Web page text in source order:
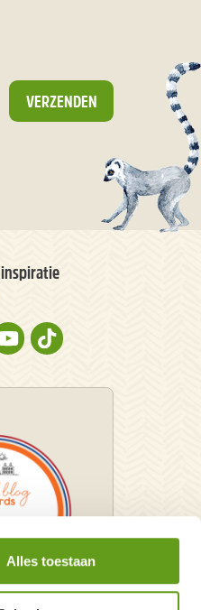
Alles toestaan
VERZENDEN
FACEBOOK
OP INSTAGRAM
OP PINTEREST
NATURESCANNER OP YOUTUBE
NATURESCANNER OP